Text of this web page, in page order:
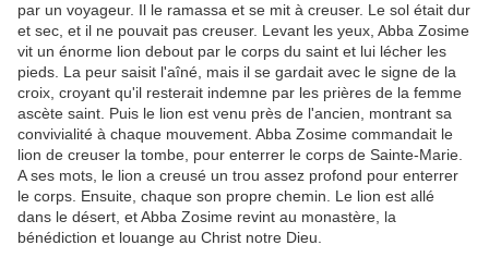
par un voyageur. Il le ramassa et se mit à creuser. Le sol était dur
et sec et il ne pouvait pas creuser. Levant les yeux, Abba Zosime
vit un énorme lion debout par le corps du saint et lui lécher les
pieds La peur saisit l'aîné mais il se gardait avec le signe de la
croix , croyant qu'il resterait indemne par les prières de la femme
ascète saint Puis le lion est venu près de l'ancien, montrant sa
convivialité à chaque mouvement Abba Zosime commandait le
lion de creuser la tombe pour enterrer le corps de Sainte-Marie.
A ses mots , le lion a creusé un trou assez profond pour enterrer
le corps Ensuite, chaque son propre chemin Le lion est allé
dans le désert etAbba Zosime revint au monastère la
bénédiction et louange au Christ notre Dieu